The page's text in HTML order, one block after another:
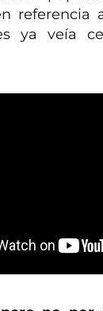
referencia
ya veía